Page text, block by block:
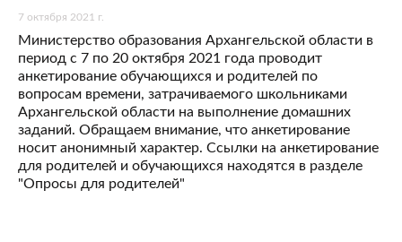
7 октября 2021 г.
Министерство образования Архангельской области в
период с 7 по 20 октября 2021 года проводит
анкетирование обучающихся и родителей по
вопросам времени, затрачиваемого школьниками
Архангельской области на выполнение домашних
заданий. Обращаем внимание, что анкетирование
носит анонимный характер. Ссылки на анкетирование
для родителей и обучающихся находятся в разделе
"Опросы для родителей"